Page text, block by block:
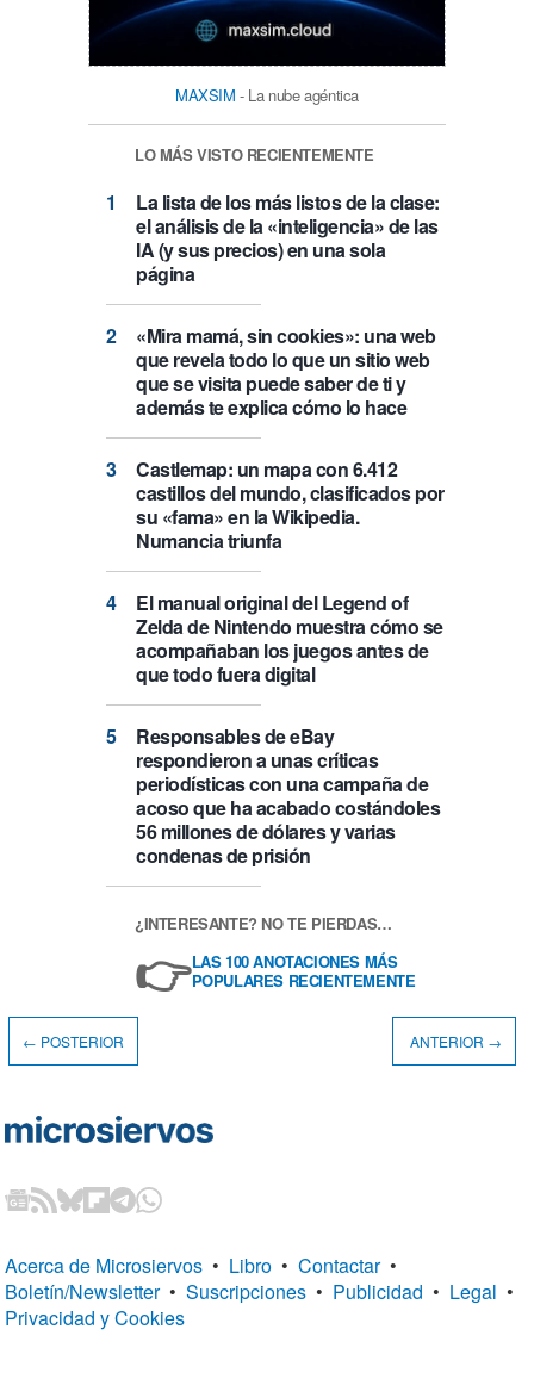
MAXSIM - La nube agéntica
LO MÁS VISTO RECIENTEMENTE
La lista de los más listos de la clase:
el análisis de la «inteligencia» de las
IA (y sus precios) en una sola
página
«Mira mamá, sin cookies»: una web
que revela todo lo que un sitio web
que se visita puede saber de ti y
además te explica cómo lo hace
Castlemap: un mapa con 6.412
castillos del mundo, clasificados por
su «fama» en la Wikipedia.
Numancia triunfa
El manual original del Legend of
Zelda de Nintendo muestra cómo se
acompañaban los juegos antes de
que todo fuera digital
Responsables de eBay
respondieron a unas críticas
periodísticas con una campaña de
acoso que ha acabado costándoles
56 millones de dólares y varias
condenas de prisión
¿INTERESANTE? NO TE PIERDAS…
👉LAS 100 ANOTACIONES MÁS
POPULARES RECIENTEMENTE
← POSTERIOR ANTERIOR →
Acerca de Microsiervos • Libro • Contactar •
Boletín/Newsletter • Suscripciones • Publicidad • Legal •
Privacidad y Cookies